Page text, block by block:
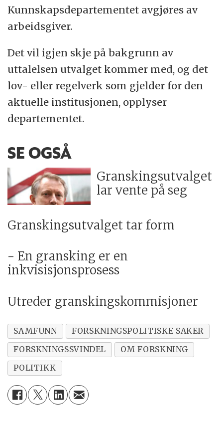
Kunnskapsdepartementet avgjøres av
arbeidsgiver.
Det vil igjen skje på bakgrunn av
uttalelsen utvalget kommer med, og det
lov- eller regelverk som gjelder for den
aktuelle institusjonen, opplyser
departementet.
SE OGSÅ
Granskingsutvalget
lar vente på seg
Granskingsutvalget tar form
- En gransking er en
inkvisisjonsprosess
Utreder granskingskommisjoner
SAMFUNN
FORSKNINGSPOLITISKE SAKER
FORSKNINGSSVINDEL
OM FORSKNING
POLITIKK